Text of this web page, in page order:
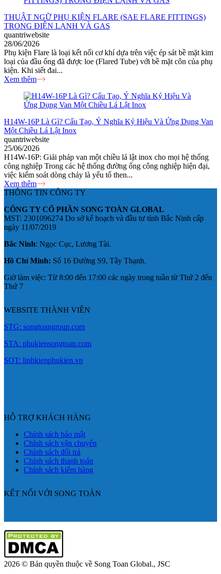
THUẬT NGỮ PHỤ KIỆN FLARE (SAE FLARE FITTINGS)
TRONG ĐIỆN LẠNH VÀ GAS
quantriwebsite
28/06/2026
Phụ kiện Flare là loại kết nối cơ khí dựa trên việc ép sát bề mặt kim
loại của đầu ống đã được loe (Flared Tube) với bề mặt côn của phụ
kiện. Khi siết đai...
Xem thêm
H14W-16P Là Gì? Cấu Tạo, Ý Nghĩa Ký Hiệu Và Ứng Dụng Van
Một Chiều Lá Lật Inox
quantriwebsite
25/06/2026
H14W-16P: Giải pháp van một chiều lá lật inox cho mọi hệ thống
công nghiệp Trong các hệ thống đường ống công nghiệp hiện đại,
việc kiểm soát dòng chảy là yếu tố then...
Xem thêm
THÔNG TIN CÔNG TY
CÔNG TY CỔ PHẦN SONG TOÀN GLOBAL
MST: 2301096274 Do sở kế hoạch và đầu tư tỉnh Bắc Ninh cấp
ngày 11/07/2019
Bắc Ninh: Ngọc Cục, Lương Tài.
Hồ Chí Minh: Số 16 Đường S9, Tây Thạnh.
Giờ làm việc: Từ 8:00 đến 17:00 các ngày trong tuần từ Thứ 2 đến
Thứ 7
WEBSITE THÀNH VIÊN
STG: songtoangroup.com
STA: phukiensongtoan.com
SOT: linhkienphukien.vn
HỖ TRỢ KHÁCH HÀNG
Chính sách bảo mật
Chính sách vận chuyển
Chính sách đổi trả
Chính sách thanh toán
Chính sách kiểm hàng
KẾT NỐI VỚI SONG TOÀN
2026 © Bản quyền thuộc về Song Toan Global., JSC